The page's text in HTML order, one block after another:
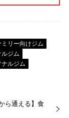
ミリー向けジム
ジム
ルジム
ら通える】食